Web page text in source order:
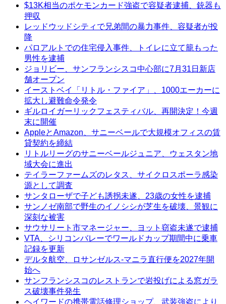
$13K相当のポケモンカード強盗で容疑者逮捕、銃器も
押収
レッドウッドシティで兄弟間の暴力事件、容疑者が投
降
パロアルトでの住宅侵入事件、トイレに立て籠もった
男性を逮捕
ジョリビー、サンフランシスコ中心部に7月31日新店
舗オープン
イーストベイ「リトル・ファイア」、1000エーカーに
拡大し避難命令発令
ギルロイガーリックフェスティバル、再開決定！今週
末に開催
AppleとAmazon、サニーベールで大規模オフィスの賃
貸契約を締結
リトルリーグのサニーベールジュニア、ウェスタン地
域大会に進出
テイラーファームズのレタス、サイクロスポーラ感染
源として調査
サンタローザで子ども誘拐未遂、23歳の女性を逮捕
サンノゼ南部で野生のイノシシが芝生を破壊、景観に
深刻な被害
サウサリート市マネージャー、ヨット窃盗未遂で逮捕
VTA、シリコンバレーでワールドカップ期間中に乗車
記録を更新
デルタ航空、ロサンゼルス-マニラ直行便を2027年開
始へ
サンフランシスコのレストランで岩投げによる窓ガラ
ス破壊事件発生
ヘイワードの携帯電話修理ショップ、武装強盗により